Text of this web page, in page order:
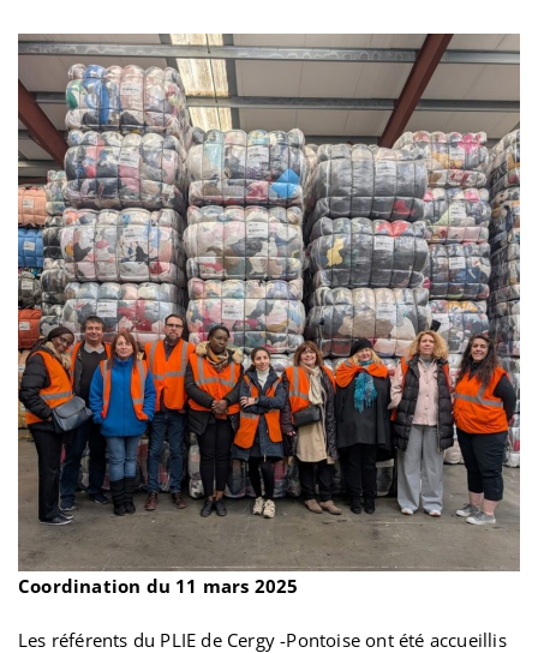
Coordination du 11 mars 2025
Les référents du PLIE de Cergy -Pontoise ont été accueillis